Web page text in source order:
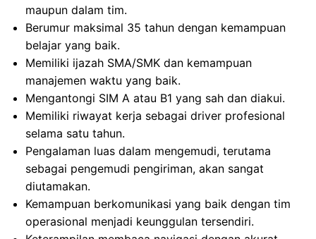
maupun dalam tim.
Berumur maksimal 35 tahun dengan kemampuan
belajar yang baik.
Memiliki ijazah SMA/SMK dan kemampuan
manajemen waktu yang baik.
Mengantongi SIM A atau B1 yang sah dan diakui.
Memiliki riwayat kerja sebagai driver profesional
selama satu tahun.
Pengalaman luas dalam mengemudi, terutama
sebagai pengemudi pengiriman, akan sangat
diutamakan.
Kemampuan berkomunikasi yang baik dengan tim
operasional menjadi keunggulan tersendiri.